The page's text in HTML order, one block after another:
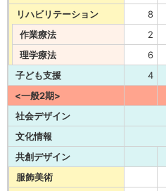
リハビリテーション
8
作業療法
2
理学療法
6
子ども支援
4
<一般2期>
社会デザイン
文化情報
共創デザイン
服飾美術